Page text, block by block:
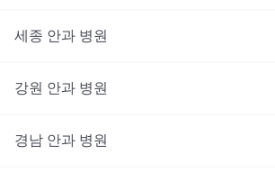
세종 안과 병원
강원 안과 병원
경남 안과 병원